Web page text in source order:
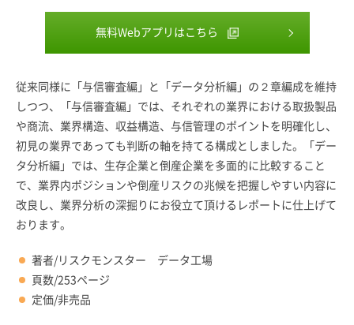
無料Webアプリはこちら
従来同様に「与信審査編」と「データ分析編」の２章編成を維持
しつつ、「与信審査編」では、それぞれの業界における取扱製品
や商流、業界構造、収益構造、与信管理のポイントを明確化し、
初見の業界であっても判断の軸を持てる構成としました。「デー
タ分析編」では、生存企業と倒産企業を多面的に比較すること
で、業界内ポジションや倒産リスクの兆候を把握しやすい内容に
改良し、業界分析の深掘りにお役立て頂けるレポートに仕上げて
おります。
著者/リスクモンスター データ工場
頁数/253ページ
定価/非売品